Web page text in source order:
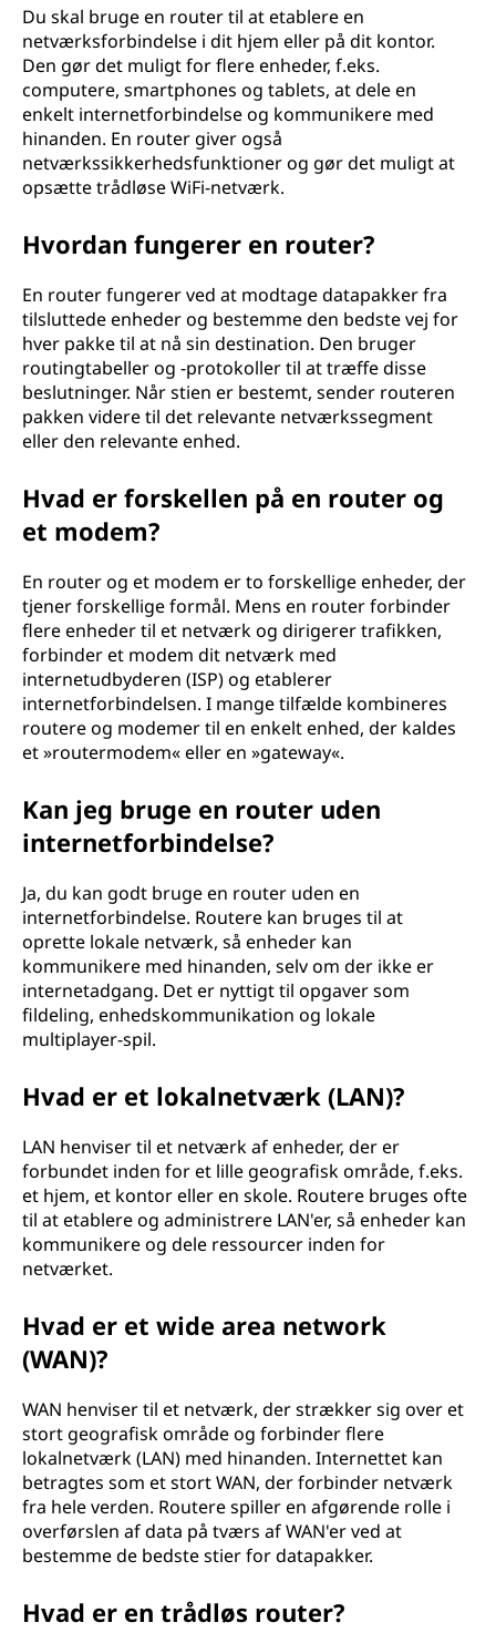
Du skal bruge en router til at etablere en
netværksforbindelse i dit hjem eller på dit kontor.
Den gør det muligt for flere enheder, f.eks.
computere, smartphones og tablets, at dele en
enkelt internetforbindelse og kommunikere med
hinanden. En router giver også
netværkssikkerhedsfunktioner og gør det muligt at
opsætte trådløse WiFi-netværk.
Hvordan fungerer en router?
En router fungerer ved at modtage datapakker fra
tilsluttede enheder og bestemme den bedste vej for
hver pakke til at nå sin destination. Den bruger
routingtabeller og -protokoller til at træffe disse
beslutninger. Når stien er bestemt, sender routeren
pakken videre til det relevante netværkssegment
eller den relevante enhed.
Hvad er forskellen på en router og
et modem?
En router og et modem er to forskellige enheder, der
tjener forskellige formål. Mens en router forbinder
flere enheder til et netværk og dirigerer trafikken,
forbinder et modem dit netværk med
internetudbyderen (ISP) og etablerer
internetforbindelsen. I mange tilfælde kombineres
routere og modemer til en enkelt enhed, der kaldes
et »routermodem« eller en »gateway«.
Kan jeg bruge en router uden
internetforbindelse?
Ja, du kan godt bruge en router uden en
internetforbindelse. Routere kan bruges til at
oprette lokale netværk, så enheder kan
kommunikere med hinanden, selv om der ikke er
internetadgang. Det er nyttigt til opgaver som
fildeling, enhedskommunikation og lokale
multiplayer-spil.
Hvad er et lokalnetværk (LAN)?
LAN henviser til et netværk af enheder, der er
forbundet inden for et lille geografisk område, f.eks.
et hjem, et kontor eller en skole. Routere bruges ofte
til at etablere og administrere LAN'er, så enheder kan
kommunikere og dele ressourcer inden for
netværket.
Hvad er et wide area network
(WAN)?
WAN henviser til et netværk, der strækker sig over et
stort geografisk område og forbinder flere
lokalnetværk (LAN) med hinanden. Internettet kan
betragtes som et stort WAN, der forbinder netværk
fra hele verden. Routere spiller en afgørende rolle i
overførslen af data på tværs af WAN'er ved at
bestemme de bedste stier for datapakker.
Hvad er en trådløs router?